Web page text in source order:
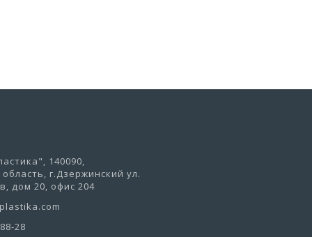
140090,
г.Дзержинский ул.
дом 20, офис 204
28